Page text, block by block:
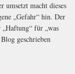
umsetzt macht dieses
„Gefahr“ hin. Der
für „was
geschrieben